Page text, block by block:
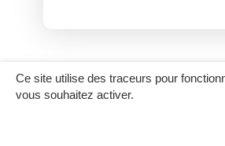
Ce site utilise des traceurs pour
vous souhaitez activer.